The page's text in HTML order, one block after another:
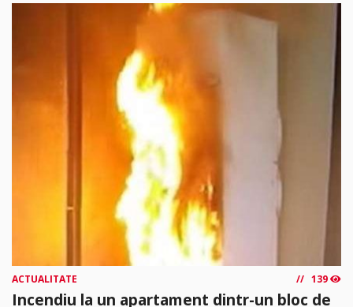
ACTUALITATE 139
Incendiu la un apartament dintr-un bloc de